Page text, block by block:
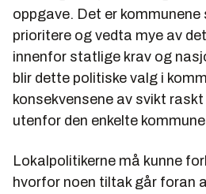
oppgave. Det er
prioritere og vedta mye av
innenfor statlige krav og
blir dette politiske valg i
konsekvensene av svikt
utenfor den enkelte
Lokalpolitikerne må kunne
hvorfor noen tiltak går foran